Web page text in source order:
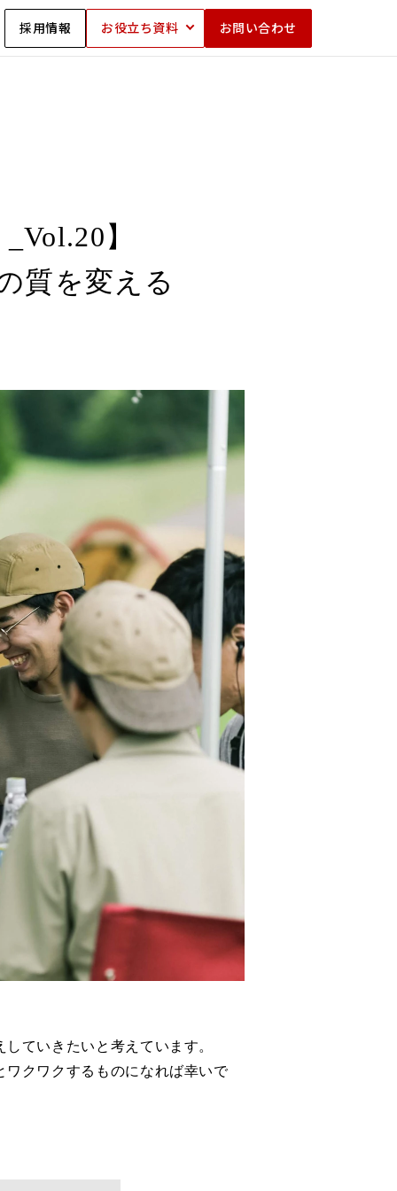
採用情報 お役立ち資料 お問い合わせ
】
質を変える
ていきたいと考えています。
クワクするものになれば幸いで